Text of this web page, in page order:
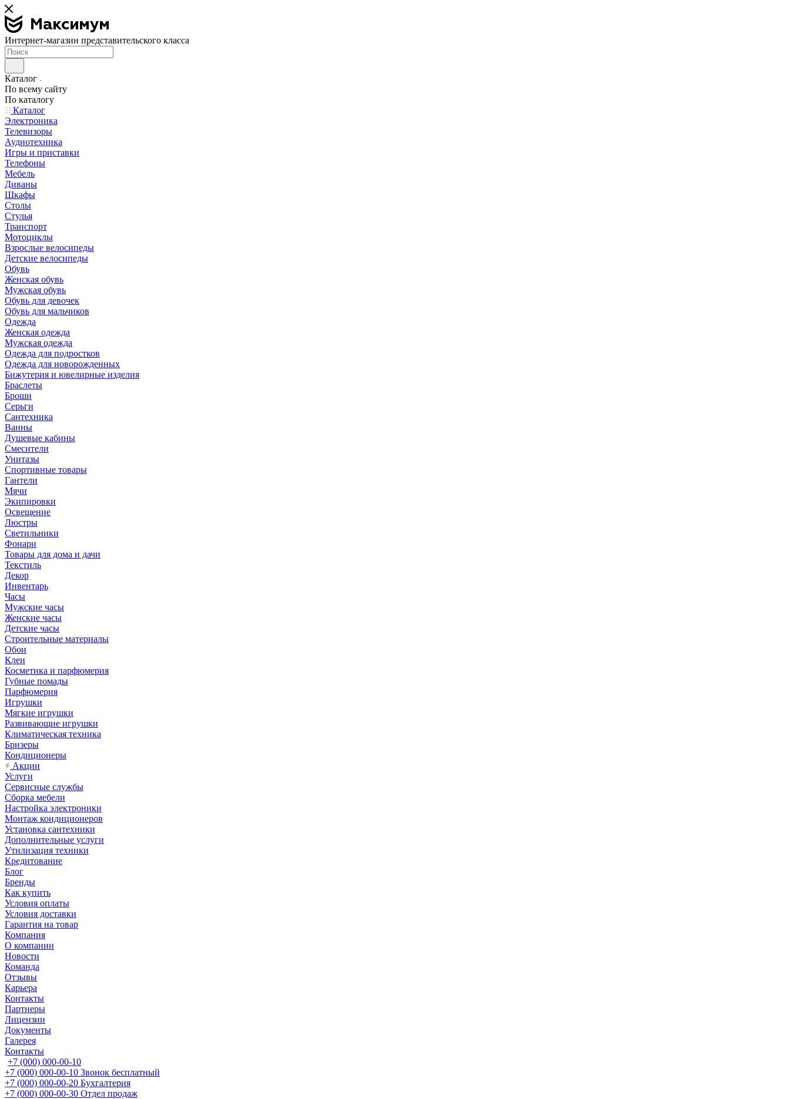
Интернет-магазин представительского класса
Каталог
По всему сайту
По каталогу
Каталог
Электроника
Телевизоры
Аудиотехника
Игры и приставки
Телефоны
Мебель
Диваны
Шкафы
Столы
Стулья
Транспорт
Мотоциклы
Взрослые велосипеды
Детские велосипеды
Обувь
Женская обувь
Мужская обувь
Обувь для девочек
Обувь для мальчиков
Одежда
Женская одежда
Мужская одежда
Одежда для подростков
Одежда для новорожденных
Бижутерия и ювелирные изделия
Браслеты
Броши
Серьги
Сантехника
Ванны
Душевые кабины
Смесители
Унитазы
Спортивные товары
Гантели
Мячи
Экипировки
Освещение
Люстры
Светильники
Фонари
Товары для дома и дачи
Текстиль
Декор
Инвентарь
Часы
Мужские часы
Женские часы
Детские часы
Строительные материалы
Обои
Клеи
Косметика и парфюмерия
Губные помады
Парфюмерия
Игрушки
Мягкие игрушки
Развивающие игрушки
Климатическая техника
Бризеры
Кондиционеры
Акции
Услуги
Сервисные службы
Сборка мебели
Настройка электроники
Монтаж кондиционеров
Установка сантехники
Дополнительные услуги
Утилизация техники
Кредитование
Блог
Бренды
Как купить
Условия оплаты
Условия доставки
Гарантия на товар
Компания
О компании
Новости
Команда
Отзывы
Карьера
Контакты
Партнеры
Лицензии
Документы
Галерея
Контакты
+7 (000) 000-00-10
+7 (000) 000-00-10 Звонок бесплатный
+7 (000) 000-00-20 Бухгалтерия
+7 (000) 000-00-30 Отдел продаж